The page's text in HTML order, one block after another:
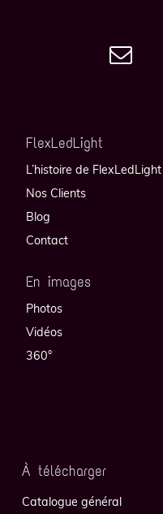
FlexLedLight
L’histoire de FlexLedLight
Nos Clients
Blog
Contact
En images
Photos
Vidéos
360°
À télécharger
Catalogue général